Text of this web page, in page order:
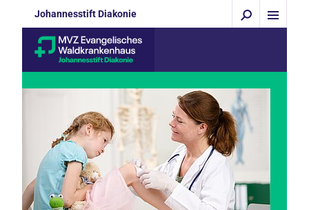
Johannesstift Diakonie